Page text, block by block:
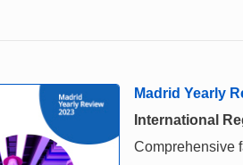
Madrid Yearly
International
Comprehensive